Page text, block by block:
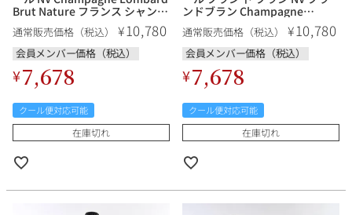
Brut Nature フランス シャンパ
ン シャンパーニュ
通常販売価格（税込） ¥10,780
会員メンバー価格（税込）
¥7,678
クール便対応可能
在庫切れ
ンドブラン Champagne
Lombard Brut Nature Blanc
de Blancs フランス シャンパン
シャンパーニュ
通常販売価格（税込） ¥10,780
会員メンバー価格（税込）
¥7,678
クール便対応可能
在庫切れ